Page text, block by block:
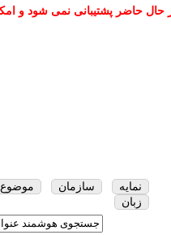
حال حاضر پشتیبانی نمی شود و
نمایه سازمان موضوع
زبان